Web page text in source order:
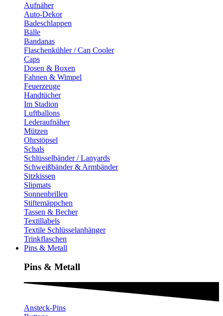
Aufnäher
Auto-Dekor
Badeschlappen
Bälle
Bandanas
Flaschenkühler / Can Cooler
Caps
Dosen & Boxen
Fahnen & Wimpel
Feuerzeuge
Handtücher
Im Stadion
Luftballons
Lederaufnäher
Mützen
Ohrstöpsel
Schals
Schlüsselbänder / Lanyards
Schweißbänder & Armbänder
Sitzkissen
Slipmats
Sonnenbrillen
Stiftemäppchen
Tassen & Becher
Textillabels
Textile Schlüsselanhänger
Trinkflaschen
Pins & Metall
Pins & Metall​
Ansteck-Pins